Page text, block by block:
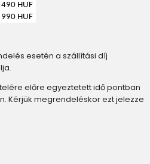
490 HUF
990 HUF
esetén a szállítási díj
előre egyeztetett idő pontban
Kérjük megrendeléskor ezt jelezze